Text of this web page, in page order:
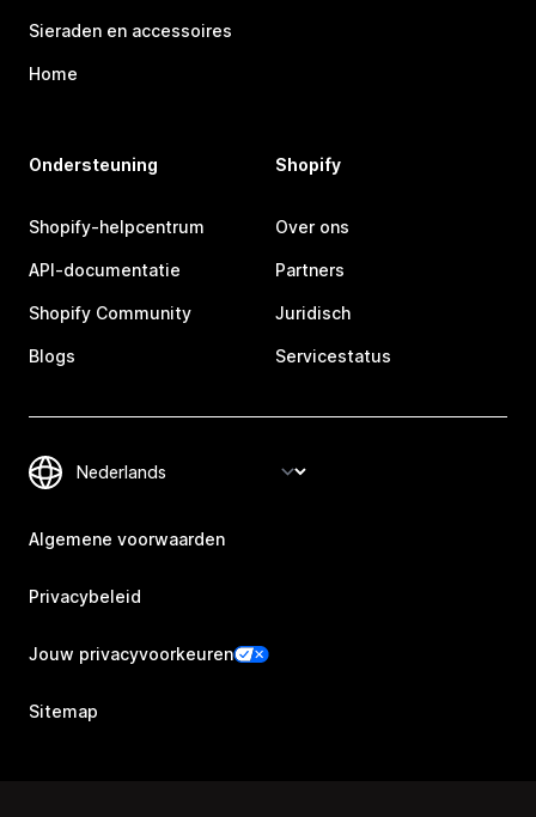
Sieraden en accessoires
Home
Ondersteuning
Shopify-helpcentrum
API-documentatie
Shopify Community
Blogs
Shopify
Over ons
Partners
Juridisch
Servicestatus
Algemene voorwaarden
Privacybeleid
Jouw privacyvoorkeuren
Sitemap